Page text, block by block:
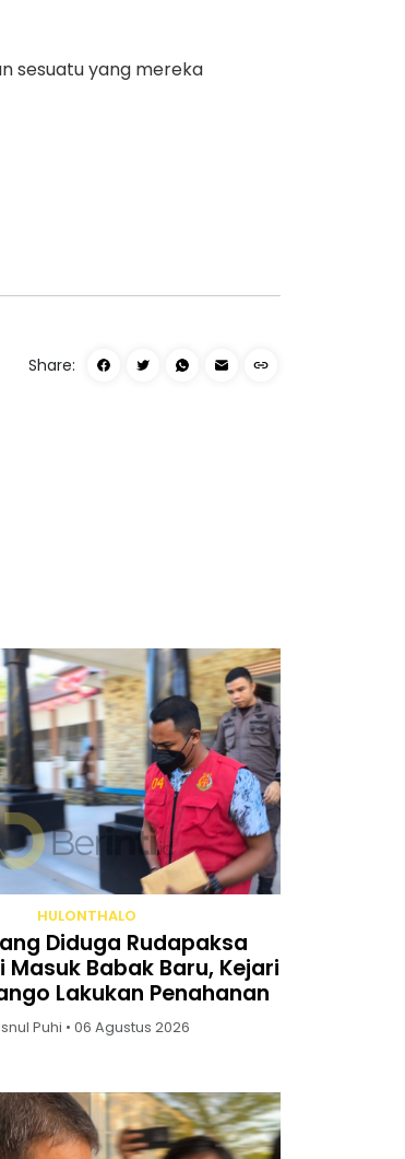
sesuatu yang mereka
Share:
HULONTHALO
Diduga Rudapaksa
Masuk Babak Baru, Kejari
Lakukan Penahanan
Puhi • 06 Agustus 2026